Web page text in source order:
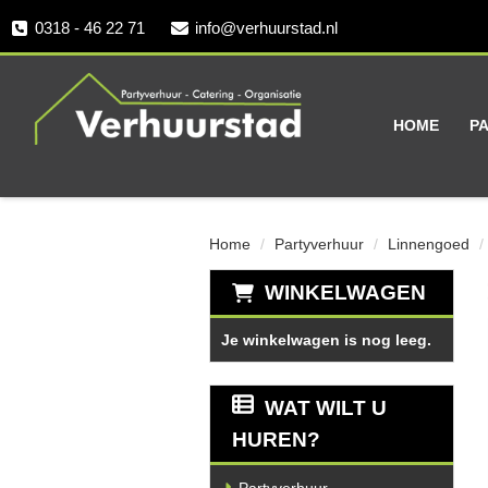
0318 - 46 22 71 info@verhuurstad.nl
HOME
Home Partyverhuur Linnengoed
WINKELWAGEN
Je winkelwagen is nog leeg.
WAT WILT U
HUREN?